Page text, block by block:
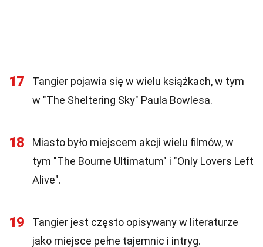
17
Tangier pojawia się w wielu książkach, w tym
w "The Sheltering Sky" Paula Bowlesa.
18
Miasto było miejscem akcji wielu filmów, w
tym "The Bourne Ultimatum" i "Only Lovers Left
Alive".
19
Tangier jest często opisywany w literaturze
jako miejsce pełne tajemnic i intryg.